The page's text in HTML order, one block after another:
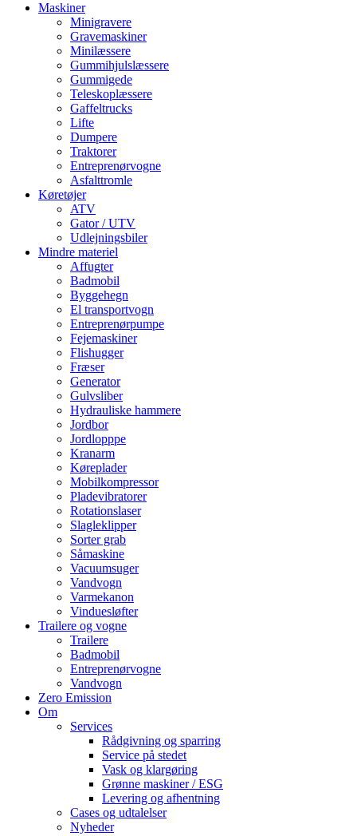
Maskiner
Minigravere
Gravemaskiner
Minilæssere
Gummihjulslæssere
Gummigede
Teleskoplæssere
Gaffeltrucks
Lifte
Dumpere
Traktorer
Entreprenørvogne
Asfalttromle
Køretøjer
ATV
Gator / UTV
Udlejningsbiler
Mindre materiel
Affugter
Badmobil
Byggehegn
El transportvogn
Entreprenørpumpe
Fejemaskiner
Flishugger
Fræser
Generator
Gulvsliber
Hydrauliske hammere
Jordbor
Jordlopppe
Kranarm
Køreplader
Mobilkompressor
Pladevibratorer
Rotationslaser
Slagleklipper
Sorter grab
Såmaskine
Vacuumsuger
Vandvogn
Varmekanon
Vinduesløfter
Trailere og vogne
Trailere
Badmobil
Entreprenørvogne
Vandvogn
Zero Emission
Om
Services
Rådgivning og sparring
Service på stedet
Vask og klargøring
Grønne maskiner / ESG
Levering og afhentning
Cases og udtalelser
Nyheder